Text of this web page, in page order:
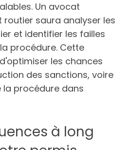
Un avocat
routier saura analyser les
et identifier les failles
procédure. Cette
les chances
des sanctions, voire
la procédure dans
à long